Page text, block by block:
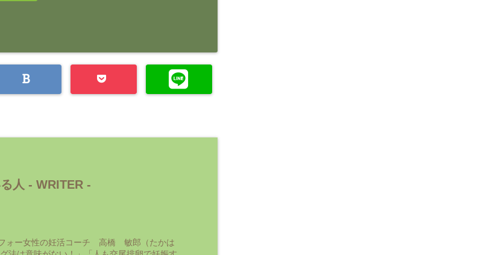
人 - WRITER -
ォー女性の妊活コーチ 高橋 敏郎（たかは